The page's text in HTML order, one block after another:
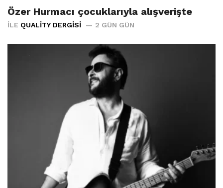
Özer Hurmacı çocuklarıyla alışverişte
İLE QUALITY DERGISI 2 GÜN GÜN